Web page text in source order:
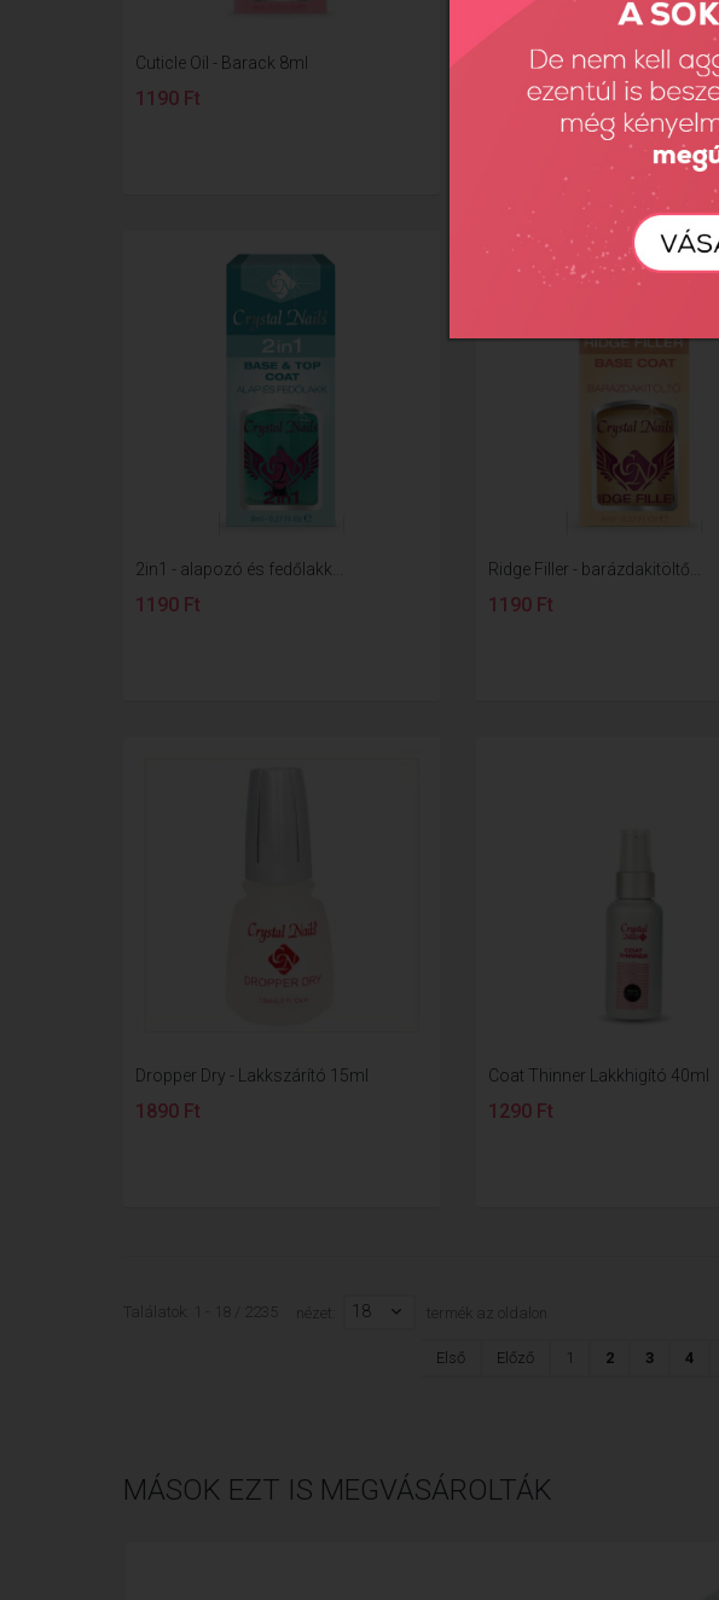
Cuticle Oil - Barack 8ml
1190 Ft
Cuticle Oil - Kókusz 8ml
1190 Ft
2in1 - alapozó és fedőlakk...
1190 Ft
Ridge Filler - barázdakitöltő...
1190 Ft
Dropper Dry - Lakkszárító 15ml
1890 Ft
Coat Thinner Lakkhigító 40ml
1290 Ft
Találatok: 1 - 18 / 2235 nézet: 18 termék az oldalon
Első Előző 1 2 3 4
MÁSOK EZT IS MEGVÁSÁROLTÁK